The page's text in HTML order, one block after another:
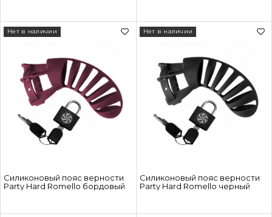
Силиконовый пояс верности
Party Hard Romello бордовый
Нет в наличии
Силиконовый пояс верности
Party Hard Romello черный
Нет в наличии